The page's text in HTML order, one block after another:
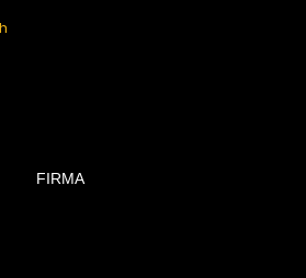
FIRMA